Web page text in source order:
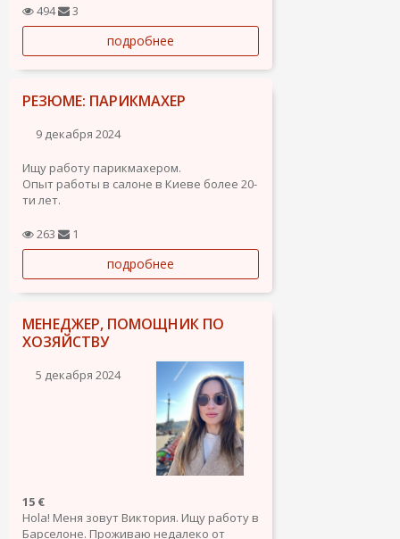
(C1), большой опыт работы в
международных компаниях, где
английский был основным языком
общения.
международных компаниях,...
494 3
подробнее
РЕЗЮМЕ: ПАРИКМАХЕР
9 декабря 2024
Ищу работу парикмахером.
Опыт работы в салоне в Киеве более 20-
ти лет.
263 1
подробнее
МЕНЕДЖЕР, ПОМОЩНИК ПО
ХОЗЯЙСТВУ
5 декабря 2024
15 €
Hola! Меня зовут Виктория. Ищу работу в
Барселоне. Проживаю недалеко от